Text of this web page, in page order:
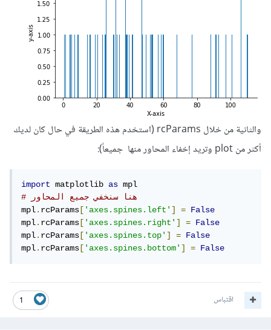
والثانية من خلال rcParams (استخدم هذه الطريقة في حال كان لديك
أكثر من plot وتريد إخفاء المحاور منها جميعاً):
import matplotlib as
mpl.rcParams ['axes.spines.left'] =
False
mpl.rcParams ['axes.spines.right'] =
False
mpl.rcParams ['axes.spines.top'] =
False
mpl.rcParams ['axes.spines.bottom'] = False
1 اقتباس